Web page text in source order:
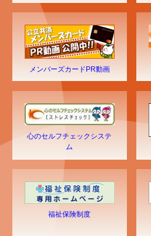
メンバーズカードPR動画
心のセルフチェックシステ
ム
福祉保険制度